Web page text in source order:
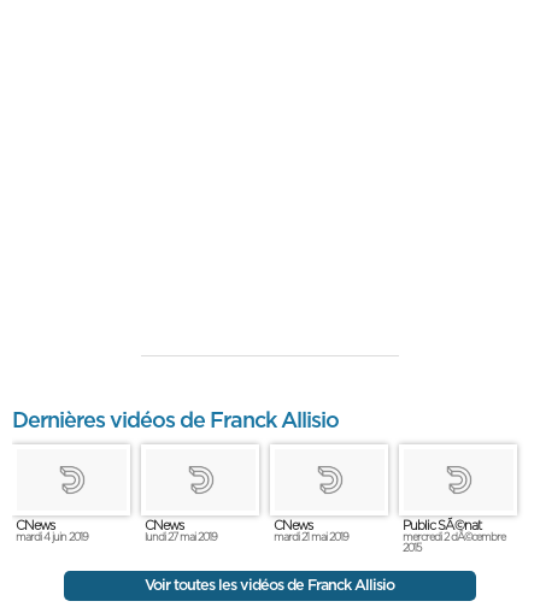
Dernières vidéos de Franck Allisio
CNews
mardi 4 juin 2019
CNews
lundi 27 mai 2019
CNews
mardi 21 mai 2019
Public SÃ©nat
mercredi 2 dÃ©cembre
2015
Voir toutes les vidéos de Franck Allisio